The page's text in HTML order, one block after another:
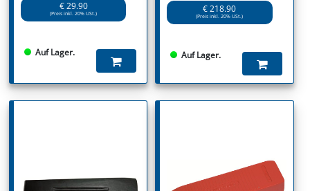
€ 29.90
(Preis inkl. 20% USt.)
Auf Lager.
€ 218.90
(Preis inkl. 20% USt.)
Auf Lager.